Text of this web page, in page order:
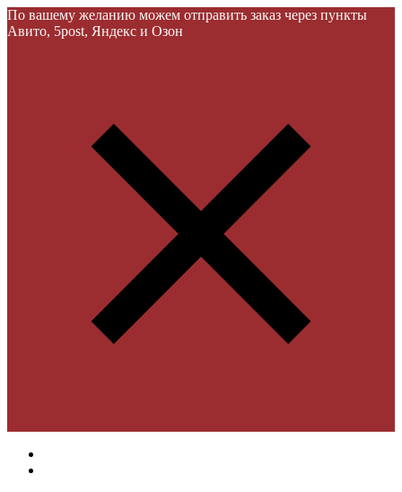
По вашему желанию можем отправить заказ через пункты
Авито, 5post, Яндекс и Озон